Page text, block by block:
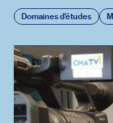
Domaines d'études